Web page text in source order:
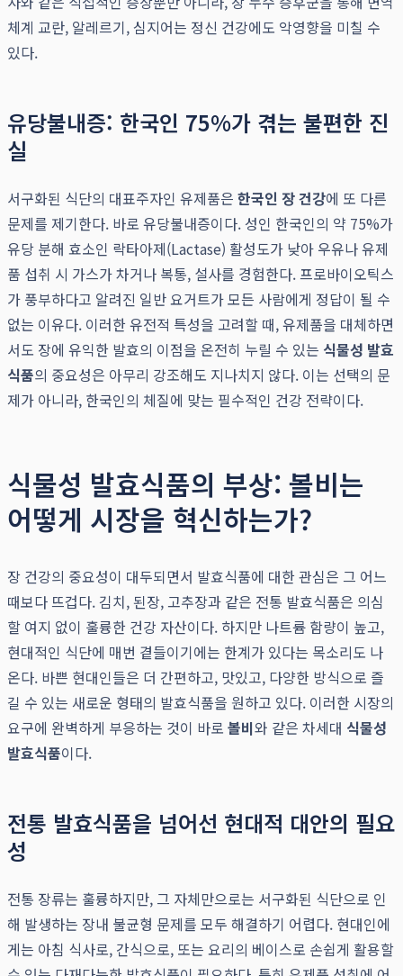
체계 교란, 알레르기, 심지어는 정신 건강에도 악영향을 미칠 수
있다.
유당불내증: 한국인 75%가 겪는 불편한 진
실
서구화된 식단의 대표주자인 유제품은 한국인 장 건강에 또 다른
문제를 제기한다. 바로 유당불내증이다. 성인 한국인의 약 75%가
유당 분해 효소인 락타아제(Lactase) 활성도가 낮아 우유나 유제
품 섭취 시 가스가 차거나 복통, 설사를 경험한다. 프로바이오틱스
가 풍부하다고 알려진 일반 요거트가 모든 사람에게 정답이 될 수
없는 이유다. 이러한 유전적 특성을 고려할 때, 유제품을 대체하면
서도 장에 유익한 발효의 이점을 온전히 누릴 수 있는 식물성 발효
식품의 중요성은 아무리 강조해도 지나치지 않다. 이는 선택의 문
제가 아니라, 한국인의 체질에 맞는 필수적인 건강 전략이다.
식물성 발효식품의 부상: 볼비는
어떻게 시장을 혁신하는가?
장 건강의 중요성이 대두되면서 발효식품에 대한 관심은 그 어느
때보다 뜨겁다. 김치, 된장, 고추장과 같은 전통 발효식품은 의심
할 여지 없이 훌륭한 건강 자산이다. 하지만 나트륨 함량이 높고,
현대적인 식단에 매번 곁들이기에는 한계가 있다는 목소리도 나
온다. 바쁜 현대인들은 더 간편하고, 맛있고, 다양한 방식으로 즐
길 수 있는 새로운 형태의 발효식품을 원하고 있다. 이러한 시장의
요구에 완벽하게 부응하는 것이 바로 볼비와 같은 차세대 식물성
발효식품이다.
전통 발효식품을 넘어선 현대적 대안의 필요
성
전통 장류는 훌륭하지만, 그 자체만으로는 서구화된 식단으로 인
해 발생하는 장내 불균형 문제를 모두 해결하기 어렵다. 현대인에
게는 아침 식사로, 간식으로, 또는 요리의 베이스로 손쉽게 활용할